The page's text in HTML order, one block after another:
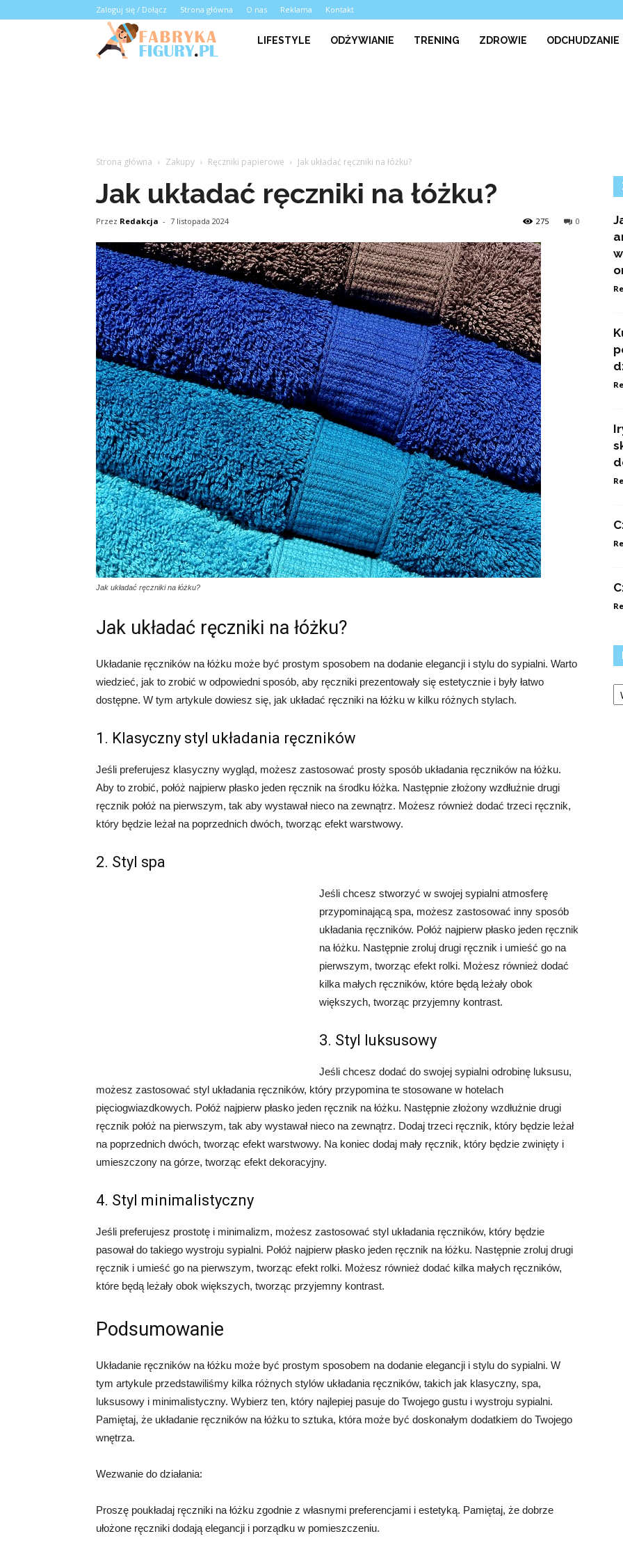
Zaloguj się / Dołącz Strona główna O nas Reklama Kontakt
LIFESTYLE ODŻYWIANIE TRENING ZDROWIE ODCHUDZANIE
Strona główna Zakupy Ręczniki papierowe Jak układać ręczniki na łóżku?
Jak układać ręczniki na łóżku?
Przez Redakcja - 7 listopada 2024 0
275
Jak układać ręczniki na łóżku?
Jak układać ręczniki na łóżku?
Układanie ręczników na łóżku może być prostym sposobem na dodanie elegancji i stylu do sypialni. Warto
wiedzieć, jak to zrobić w odpowiedni sposób, aby ręczniki prezentowały się estetycznie i były łatwo
dostępne. W tym artykule dowiesz się, jak układać ręczniki na łóżku w kilku różnych stylach.
1. Klasyczny styl układania ręczników
Jeśli preferujesz klasyczny wygląd, możesz zastosować prosty sposób układania ręczników na łóżku.
Aby to zrobić, połóż najpierw płasko jeden ręcznik na środku łóżka. Następnie złożony wzdłużnie drugi
ręcznik połóż na pierwszym, tak aby wystawał nieco na zewnątrz. Możesz również dodać trzeci ręcznik,
który będzie leżał na poprzednich dwóch, tworząc efekt warstwowy.
2. Styl spa
Jeśli chcesz stworzyć w swojej sypialni atmosferę
przypominającą spa, możesz zastosować inny sposób
układania ręczników. Połóż najpierw płasko jeden ręcznik
na łóżku. Następnie zroluj drugi ręcznik i umieść go na
pierwszym, tworząc efekt rolki. Możesz również dodać
kilka małych ręczników, które będą leżały obok
większych, tworząc przyjemny kontrast.
3. Styl luksusowy
Jeśli chcesz dodać do swojej sypialni odrobinę luksusu,
możesz zastosować styl układania ręczników, który przypomina te stosowane w hotelach
pięciogwiazdkowych. Połóż najpierw płasko jeden ręcznik na łóżku. Następnie złożony wzdłużnie drugi
ręcznik połóż na pierwszym, tak aby wystawał nieco na zewnątrz. Dodaj trzeci ręcznik, który będzie leżał
na poprzednich dwóch, tworząc efekt warstwowy. Na koniec dodaj mały ręcznik, który będzie zwinięty i
umieszczony na górze, tworząc efekt dekoracyjny.
4. Styl minimalistyczny
Jeśli preferujesz prostotę i minimalizm, możesz zastosować styl układania ręczników, który będzie
pasował do takiego wystroju sypialni. Połóż najpierw płasko jeden ręcznik na łóżku. Następnie zroluj drugi
ręcznik i umieść go na pierwszym, tworząc efekt rolki. Możesz również dodać kilka małych ręczników,
które będą leżały obok większych, tworząc przyjemny kontrast.
Podsumowanie
Układanie ręczników na łóżku może być prostym sposobem na dodanie elegancji i stylu do sypialni. W
tym artykule przedstawiliśmy kilka różnych stylów układania ręczników, takich jak klasyczny, spa,
luksusowy i minimalistyczny. Wybierz ten, który najlepiej pasuje do Twojego gustu i wystroju sypialni.
Pamiętaj, że układanie ręczników na łóżku to sztuka, która może być doskonałym dodatkiem do Twojego
wnętrza.
Wezwanie do działania:
Proszę poukładaj ręczniki na łóżku zgodnie z własnymi preferencjami i estetyką. Pamiętaj, że dobrze
ułożone ręczniki dodają elegancji i porządku w pomieszczeniu.